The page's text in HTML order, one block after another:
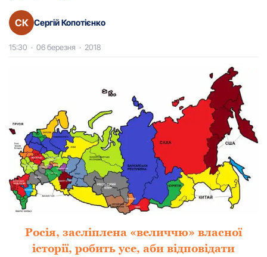
СК Сергій Копотієнко
15:30 · 06 березня · 2018
Росія, засліплена «величчю» власної
історії, робить усе, аби відповідати